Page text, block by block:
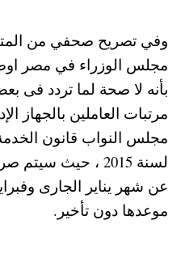
وفي تصريح صحفي من
مجلس الوزراء في مصر
بأنه لا صحة لما تردد فى
مرتبات العاملين بالجهاز
لسنة 2015 ، حيث
موعدها دون تأخير.